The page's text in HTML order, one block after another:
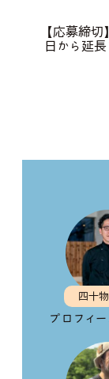
【応募締
日から延長
四十
プロフィ